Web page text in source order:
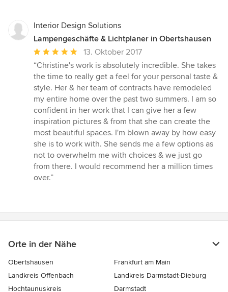
Interior Design Solutions
Lampengeschäfte & Lichtplaner in Obertshausen
Durchschnittliche
Bewertung:
5
von
5
Sternen
13. Oktober 2017
“Christine's work is absolutely incredible. She takes
the time to really get a feel for your personal taste &
style. Her & her team of contracts have remodeled
my entire home over the past two summers. I am so
confident in her work that I can give her a few
inspiration pictures & from that she can create the
most beautiful spaces. I'm blown away by how easy
she is to work with. She sends me a few options as
not to overwhelm me with choices & we just go
from there. I would recommend her a million times
over.”
Orte in der Nähe
Obertshausen
Frankfurt am Main
Landkreis Offenbach
Landkreis Darmstadt-Dieburg
Hochtaunuskreis
Darmstadt